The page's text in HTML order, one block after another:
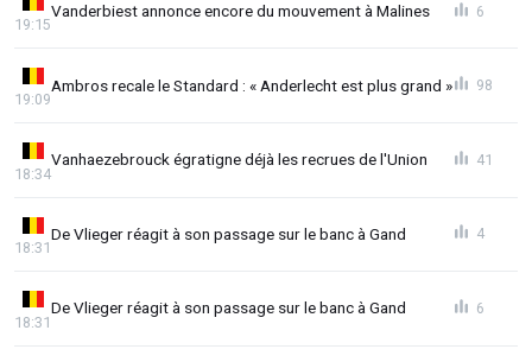
Vanderbiest annonce encore du mouvement à Malines
19:15
6
Ambros recale le Standard : « Anderlecht est plus grand »
19:09
98
Vanhaezebrouck égratigne déjà les recrues de l'Union
18:34
41
De Vlieger réagit à son passage sur le banc à Gand
18:31
4
De Vlieger réagit à son passage sur le banc à Gand
18:31
6